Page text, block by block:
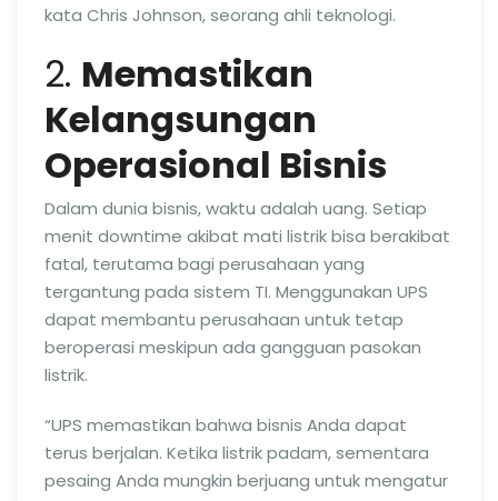
kata Chris Johnson, seorang ahli teknologi.
2. Memastikan
Kelangsungan
Operasional Bisnis
Dalam dunia bisnis, waktu adalah uang. Setiap
menit downtime akibat mati listrik bisa berakibat
fatal, terutama bagi perusahaan yang
tergantung pada sistem TI. Menggunakan UPS
dapat membantu perusahaan untuk tetap
beroperasi meskipun ada gangguan pasokan
listrik.
“UPS memastikan bahwa bisnis Anda dapat
terus berjalan. Ketika listrik padam, sementara
pesaing Anda mungkin berjuang untuk mengatur